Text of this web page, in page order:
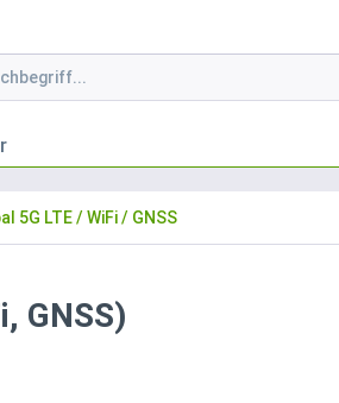
5G LTE / WiFi / GNSS
GNSS)